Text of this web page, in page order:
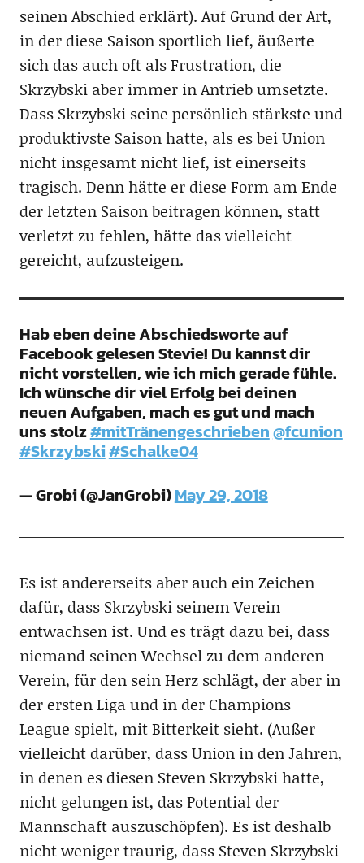
seinen Abschied erklärt). Auf Grund der Art,
in der diese Saison sportlich lief, äußerte
sich das auch oft als Frustration, die
Skrzybski aber immer in Antrieb umsetzte.
Dass Skrzybski seine persönlich stärkste und
produktivste Saison hatte, als es bei Union
nicht insgesamt nicht lief, ist einerseits
tragisch. Denn hätte er diese Form am Ende
der letzten Saison beitragen können, statt
verletzt zu fehlen, hätte das vielleicht
gereicht, aufzusteigen.
Hab eben deine Abschiedsworte auf
Facebook gelesen Stevie! Du kannst dir
nicht vorstellen, wie ich mich gerade fühle.
Ich wünsche dir viel Erfolg bei deinen
neuen Aufgaben, mach es gut und mach
uns stolz#mitTränengeschrieben@fcunion
#Skrzybski#Schalke04
— Grobi (@JanGrobi)May 29, 2018
Es ist andererseits aber auch ein Zeichen
dafür, dass Skrzybski seinem Verein
entwachsen ist. Und es trägt dazu bei, dass
niemand seinen Wechsel zu dem anderen
Verein, für den sein Herz schlägt, der aber in
der ersten Liga und in der Champions
League spielt, mit Bitterkeit sieht. (Außer
vielleicht darüber, dass Union in den Jahren,
in denen es diesen Steven Skrzybski hatte,
nicht gelungen ist, das Potential der
Mannschaft auszuschöpfen). Es ist deshalb
nicht weniger traurig, dass Steven Skrzybski